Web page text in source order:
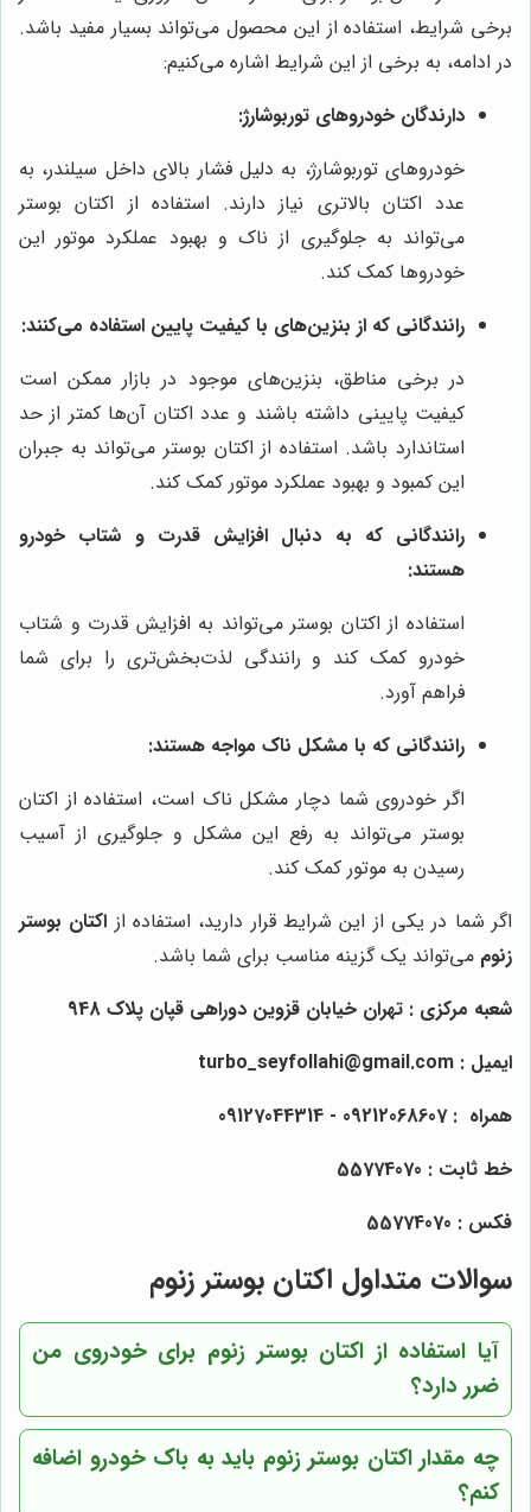
برخی شرایط، استفاده از این محصول می‌تواند بسیار مفید باشد.
در ادامه، به برخی از این شرایط اشاره می‌کنیم:
دارندگان خودروهای توربوشارژ:
خودروهای توربوشارژ، به دلیل فشار بالای داخل سیلندر، به
عدد اکتان بالاتری نیاز دارند. استفاده از اکتان بوستر
می‌تواند به جلوگیری از ناک و بهبود عملکرد موتور این
خودروها کمک کند.
رانندگانی که از بنزین‌های با کیفیت پایین استفاده می‌کنند:
در برخی مناطق، بنزین‌های موجود در بازار ممکن است
کیفیت پایینی داشته باشند و عدد اکتان آن‌ها کمتر از حد
استاندارد باشد. استفاده از اکتان بوستر می‌تواند به جبران
این کمبود و بهبود عملکرد موتور کمک کند.
رانندگانی که به دنبال افزایش قدرت و شتاب خودرو
هستند:
استفاده از اکتان بوستر می‌تواند به افزایش قدرت و شتاب
خودرو کمک کند و رانندگی لذت‌بخش‌تری را برای شما
فراهم آورد.
رانندگانی که با مشکل ناک مواجه هستند:
اگر خودروی شما دچار مشکل ناک است، استفاده از اکتان
بوستر می‌تواند به رفع این مشکل و جلوگیری از آسیب
رسیدن به موتور کمک کند.
اگر شما در یکی از این شرایط قرار دارید، استفاده از اکتان بوستر
زنوم می‌تواند یک گزینه مناسب برای شما باشد.
شعبه مرکزی : تهران خیابان قزوین دوراهی قپان پلاک 948
ایمیل : turbo_seyfollahi@gmail.com
همراه :09212068607
- 09127044314
خط ثابت : 55774070
فکس : 55774070
سوالات متداول اکتان بوستر زنوم
آیا استفاده از اکتان بوستر زنوم برای خودروی من
ضرر دارد؟
چه مقدار اکتان بوستر زنوم باید به باک خودرو اضافه
کنم؟